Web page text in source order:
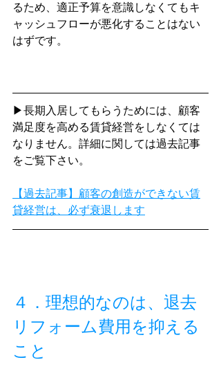
るため、適正予算を意識しなくてもキ
ャッシュフローが悪化することはない
はずです。
▶長期入居してもらうためには、顧客
満足度を高める賃貸経営をしなくては
なりません。詳細に関しては過去記事
をご覧下さい。
【過去記事】顧客の創造ができない賃
貸経営は、必ず衰退します
４．理想的なのは、退去
リフォーム費用を抑える
こと